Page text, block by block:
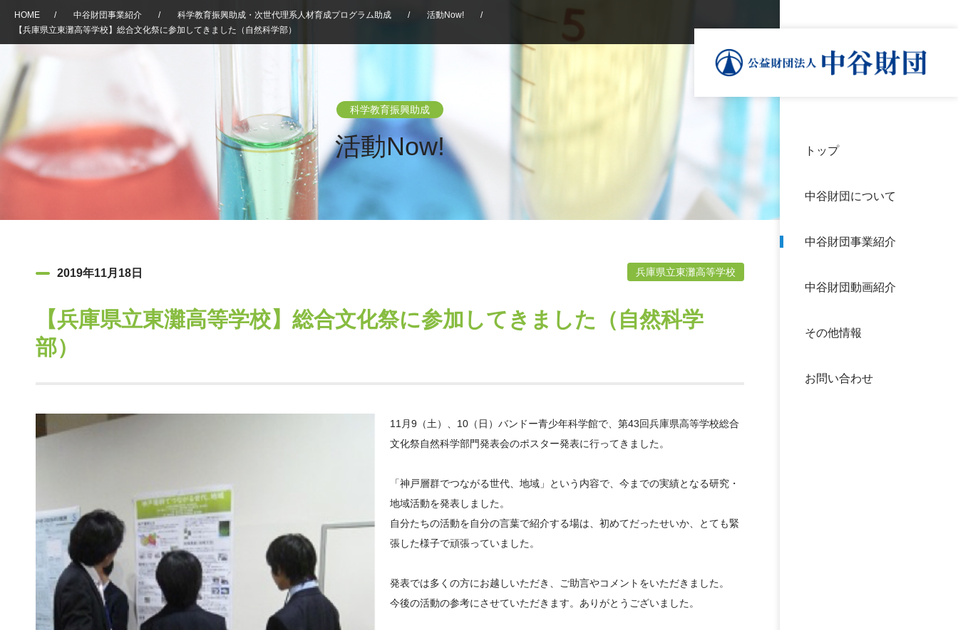
トップ
中谷財団について
中谷財団事業紹介
中谷財団動画紹介
その他情報
お問い合わせ
HOME / 中谷財団事業紹介 / 科学教育振興助成・次世代理系人材育成プログラム助成 / 活動Now!
/
【兵庫県立東灘高等学校】総合文化祭に参加してきました（自然科学部）
科学教育振興助成
活動Now!
2019年11月18日 兵庫県立東灘高等学校
【兵庫県立東灘高等学校】総合文化祭に参加してきました（自然科学
部）
11月9（土）、10（日）バンドー青少年科学館で、第43回兵庫県高等学校総合
文化祭自然科学部門発表会のポスター発表に行ってきました。
「神戸層群でつながる世代、地域」という内容で、今までの実績となる研究・
地域活動を発表しました。
自分たちの活動を自分の言葉で紹介する場は、初めてだったせいか、とても緊
張した様子で頑張っていました。
発表では多くの方にお越しいただき、ご助言やコメントをいただきました。
今後の活動の参考にさせていただきます。ありがとうございました。